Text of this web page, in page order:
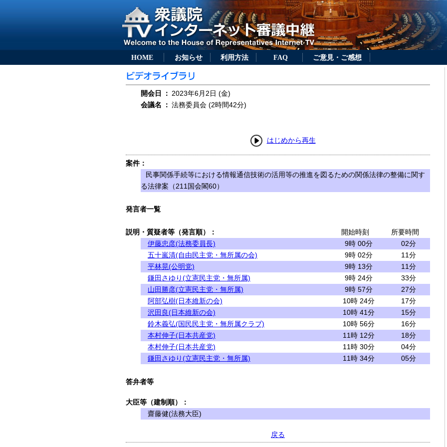
HOME お知らせ 利用方法 FAQ ご意見・ご感想
開会日 ： 2023年6月2日 (金)
会議名
： 法務委員会 (2時間42分)
はじめから再生
案件：
民事関係手続等における情報通信技術の活用等の推進を図るための関係法律の整備に関す
る法律案（211国会閣60）
発言者一覧
説明・質疑者等（発言順）： 開始時刻
所要時間
伊藤忠彦(法務委員長)
9時 00分
02分
五十嵐清(自由民主党・無所属の会)
9時 02分
11分
平林晃(公明党)
9時 13分
11分
鎌田さゆり(立憲民主党・無所属)
9時 24分
33分
山田勝彦(立憲民主党・無所属)
9時 57分
27分
阿部弘樹(日本維新の会)
10時 24分
17分
沢田良(日本維新の会)
10時 41分
15分
鈴木義弘(国民民主党・無所属クラブ)
10時 56分
16分
本村伸子(日本共産党)
11時 12分
18分
本村伸子(日本共産党)
11時 30分
04分
鎌田さゆり(立憲民主党・無所属)
11時 34分 05分
答弁者等
大臣等（建制順）：
齋藤健(法務大臣)
戻る